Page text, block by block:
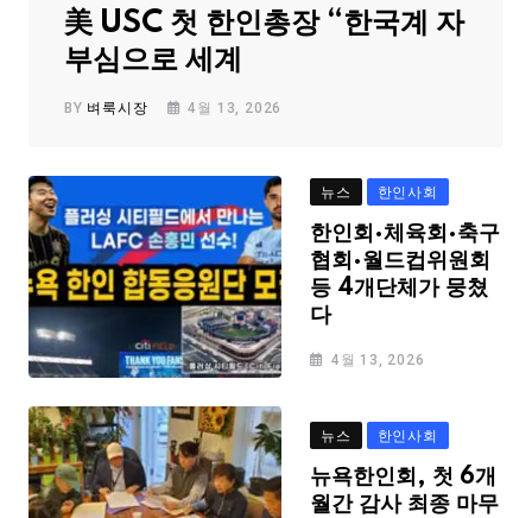
美 USC 첫 한인총장 “한국계 자
부심으로 세계
BY 벼룩시장 4월 13, 2026
뉴스 한인사회
한인회·체육회·축구
협회·월드컵위원회
등 4개단체가 뭉쳤
다
4월 13, 2026
뉴스 한인사회
뉴욕한인회, 첫 6개
월간 감사 최종 마무